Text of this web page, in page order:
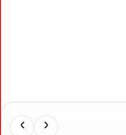
‹
›